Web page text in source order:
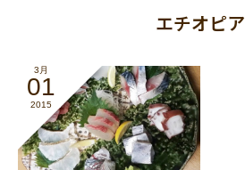
エチオピア
3月
01
2015